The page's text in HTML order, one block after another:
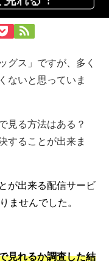
グス」ですが、多く
ないと思っていま
見る方法はある？
することが出来ま
が出来る配信サービ
ませんでした。
見れるか調査した結